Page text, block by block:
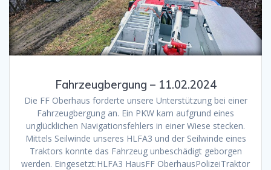
Fahrzeugbergung – 11.02.2024
Die FF Oberhaus forderte unsere Unterstützung bei einer
Fahrzeugbergung an. Ein PKW kam aufgrund eines
unglücklichen Navigationsfehlers in einer Wiese stecken.
Mittels Seilwinde unseres HLFA3 und der Seilwinde eines
Traktors konnte das Fahrzeug unbeschädigt geborgen
werden. Eingesetzt:HLFA3 HausFF OberhausPolizeiTraktor